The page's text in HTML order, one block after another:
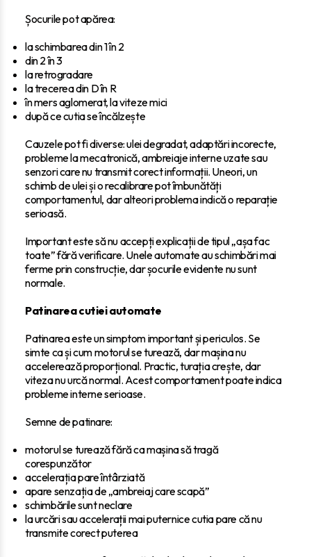
Șocurile pot apărea:
la schimbarea din 1 în 2
din 2 în 3
la retrogradare
la trecerea din D în R
în mers aglomerat, la viteze mici
după ce cutia se încălzește
Cauzele pot fi diverse: ulei degradat, adaptări incorecte,
probleme la mecatronică, ambreiaje interne uzate sau
senzori care nu transmit corect informații. Uneori, un
schimb de ulei și o recalibrare pot îmbunătăți
comportamentul, dar alteori problema indică o reparație
serioasă.
Important este să nu accepți explicații de tipul „așa fac
toate” fără verificare. Unele automate au schimbări mai
ferme prin construcție, dar șocurile evidente nu sunt
normale.
Patinarea cutiei automate
Patinarea este un simptom important și periculos. Se
simte ca și cum motorul se turează, dar mașina nu
accelerează proporțional. Practic, turația crește, dar
viteza nu urcă normal. Acest comportament poate indica
probleme interne serioase.
Semne de patinare:
motorul se turează fără ca mașina să tragă
corespunzător
accelerația pare întârziată
apare senzația de „ambreiaj care scapă”
schimbările sunt neclare
la urcări sau accelerații mai puternice cutia pare că nu
transmite corect puterea